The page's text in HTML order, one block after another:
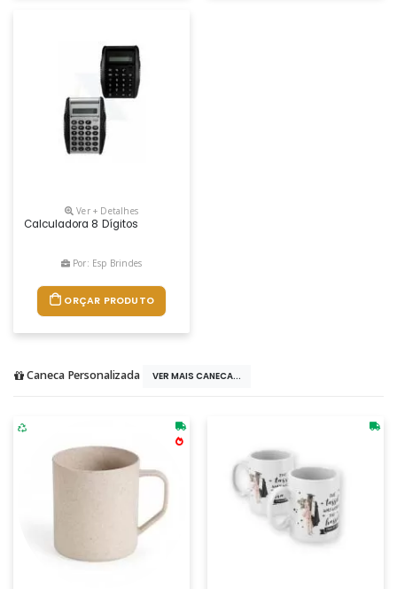
Ver + Detalhes
Calculadora 8 Dígitos
Por: Esp Brindes
ORÇAR PRODUTO
Caneca Personalizada VER MAIS CANECA...